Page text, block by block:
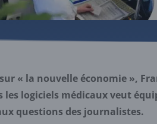
« la nouvelle économie »,
les logiciels médicaux veut
questions des journalistes.